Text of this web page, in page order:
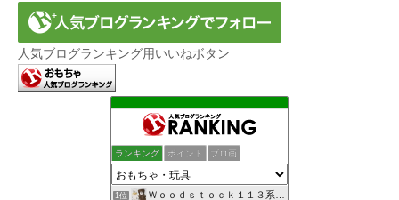
人気ブログランキング用いいねボタン
ランキング ポイント ブロ画
1位 Ｗｏｏｄｓｔｏｃｋ１１３系・創作館